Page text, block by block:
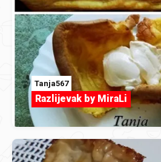
Tanja567
Razlijevak by MiraLi